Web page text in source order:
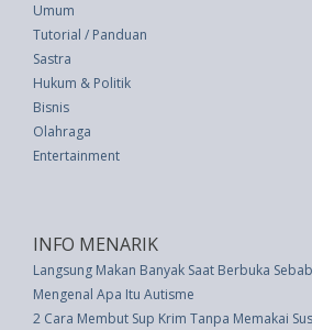
Umum
Tutorial / Panduan
Sastra
Hukum & Politik
Bisnis
Olahraga
Entertainment
INFO MENARIK
Langsung Makan Banyak Saat Berbuka
Mengenal Apa Itu Autisme
2 Cara Membut Sup Krim Tanpa Memakai Susu